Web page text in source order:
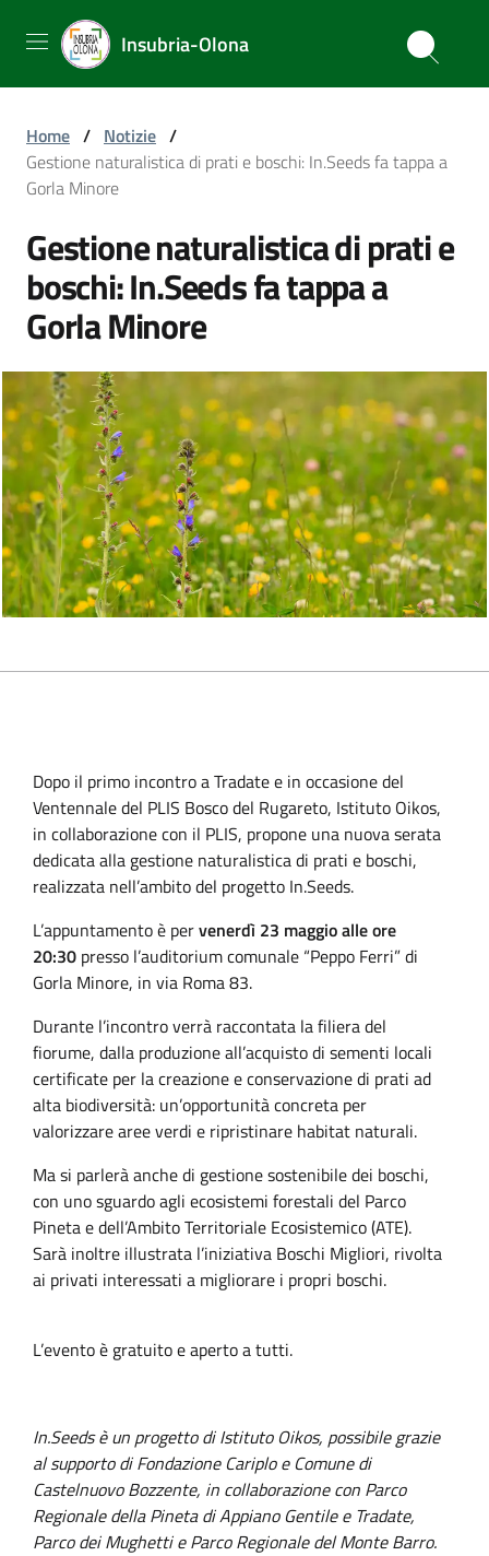
Insubria-Olona
Home / Notizie /
Gestione naturalistica di prati e boschi: In.Seeds fa tappa a
Gorla Minore
Gestione naturalistica di prati e
boschi: In.Seeds fa tappa a
Gorla Minore
Dopo il primo incontro a Tradate e in occasione del
Ventennale del PLIS Bosco del Rugareto, Istituto Oikos,
in collaborazione con il PLIS, propone una nuova serata
dedicata alla gestione naturalistica di prati e boschi,
realizzata nell’ambito del progetto In.Seeds.
L’appuntamento è pervenerdì 23 maggio alle ore
20:30 presso l’auditorium comunale “Peppo Ferri” di
Gorla Minore, in via Roma 83.
Durante l’incontro verrà raccontata la filiera del
fiorume, dalla produzione all’acquisto di sementi locali
certificate per la creazione e conservazione di prati ad
alta biodiversità: un’opportunità concreta per
valorizzare aree verdi e ripristinare habitat naturali.
Ma si parlerà anche di gestione sostenibile dei boschi,
con uno sguardo agli ecosistemi forestali del Parco
Pineta e dell’Ambito Territoriale Ecosistemico (ATE).
Sarà inoltre illustrata l’iniziativa Boschi Migliori, rivolta
ai privati interessati a migliorare i propri boschi.
L’evento è gratuito e aperto a tutti.
In.Seeds è un progetto di Istituto Oikos, possibile grazie
al supporto di Fondazione Cariplo e Comune di
Castelnuovo Bozzente, in collaborazione con Parco
Regionale della Pineta di Appiano Gentile e Tradate,
Parco dei Mughetti e Parco Regionale del Monte Barro.